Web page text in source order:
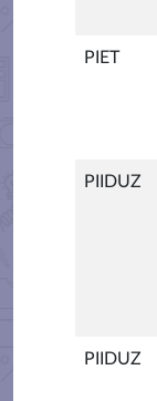
PIET
PIIDUZ
PIIDUZ